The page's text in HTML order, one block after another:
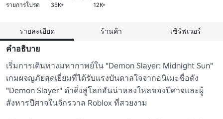
รายการโปรด 35K+ 12K+
รายละเอียด ร้านค้า เซิร์ฟเวอร์
คำอธิบาย
เริ่มการเดินทางมหากาพย์ใน "Demon Slayer: Midnight Sun"
เกมผจญภัยสุดเยี่ยมที่ได้รับแรงบันดาลใจจากอนิเมะชื่อดัง
"Demon Slayer" ดําดิ่งสู่โลกอันน่าหลงใหลของปีศาจและผู้
สังหารปีศาจในจักรวาล Roblox ที่สวยงาม